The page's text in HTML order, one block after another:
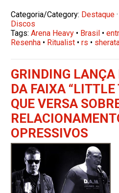
Categoria/Category: Destaque ·
Discos
Tags:Arena Heavy • Brasil •
Resenha • Ritualist •rs •
GRINDING LANÇA
DA FAIXA “LITTLE
QUE VERSA
OPRESSIVOS